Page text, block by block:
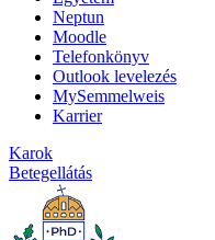
Neptun
Moodle
Telefonkönyv
Outlook levelezés
MySemmelweis
Karrier
Karok
Betegellátás